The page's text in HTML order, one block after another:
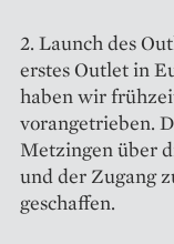
2. Launch des
erstes Outlet in
haben wir
vorangetrieben.
Metzingen über
und der Zugang
geschaffen.